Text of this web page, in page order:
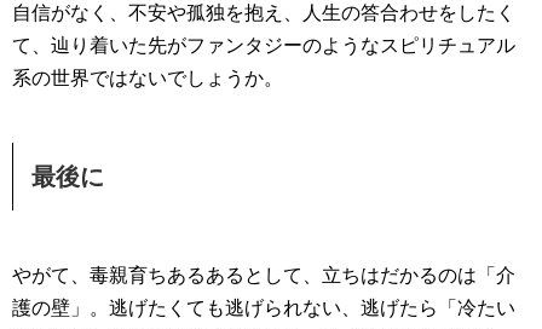
自信がなく、不安や孤独を抱え、人生の答合わせをしたく
て、辿り着いた先がファンタジーのようなスピリチュアル
系の世界ではないでしょうか。
最後に
やがて、毒親育ちあるあるとして、立ちはだかるのは「介
護の壁」。逃げたくても逃げられない、逃げたら「冷たい